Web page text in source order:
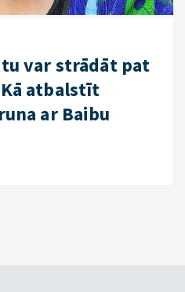
var strādāt pat
atbalstīt
ar Baibu